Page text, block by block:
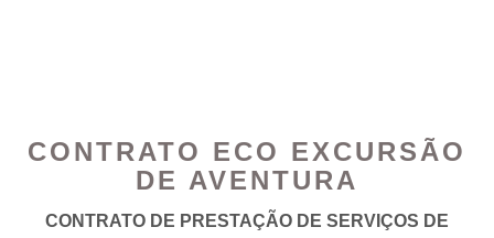
CONTRATO ECO EXCURSÃO
DE AVENTURA
CONTRATO DE PRESTAÇÃO DE SERVIÇOS DE